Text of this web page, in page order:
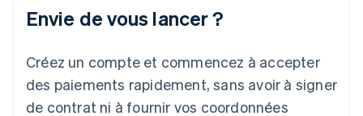
Envie de vous lancer ?
Créez un compte et commencez à accepter
des paiements rapidement, sans avoir à signer
de contrat ni à fournir vos coordonnées
日本語 English
English
Liechtenstein
Deutsch English
Lituanie